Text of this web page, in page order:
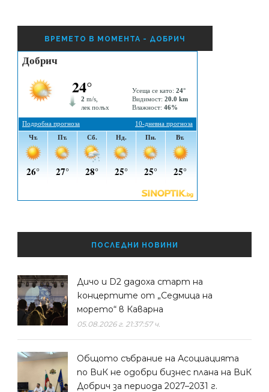
ВРЕМЕТО В МОМЕНТА - ДОБРИЧ
ПОСЛЕДНИ НОВИНИ
Дичо и D2 дадоха старт на
концертите от „Седмица на
морето“ в Каварна
05.08.2026 г. 21:37:57 ч.
Общото събрание на Асоциацията
по ВиК не одобри бизнес плана на ВиК
Добрич за периода 2027–2031 г.